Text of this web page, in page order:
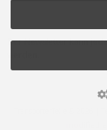
Der Newsletter kann
ified